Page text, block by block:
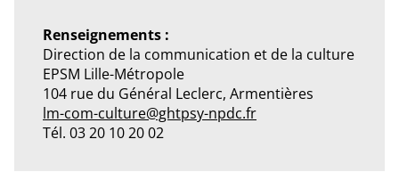
Renseignements :
Direction de la communication et de la culture
EPSM Lille-Métropole
104 rue du Général Leclerc, Armentières
lm-com-culture@ghtpsy-npdc.fr
Tél. 03 20 10 20 02